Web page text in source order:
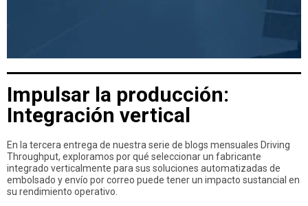
Impulsar la producción:
Integración vertical
En la tercera entrega de nuestra serie de blogs mensuales Driving
Throughput, exploramos por qué seleccionar un fabricante
integrado verticalmente para sus soluciones automatizadas de
embolsado y envío por correo puede tener un impacto sustancial en
su rendimiento operativo.